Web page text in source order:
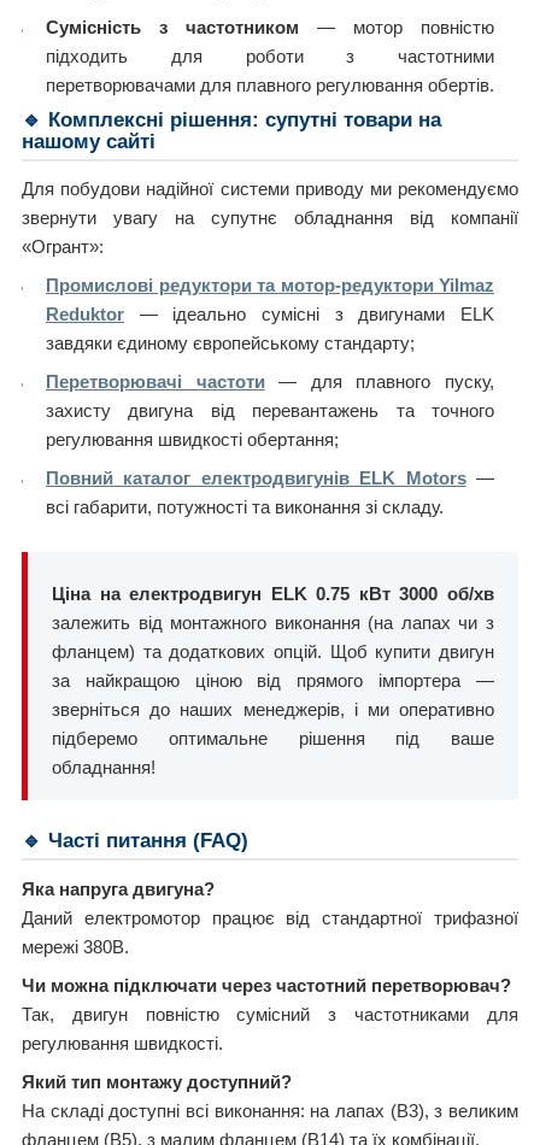
Сумісність з частотником — мотор повністю
підходить для роботи з частотними
перетворювачами для плавного регулювання обертів.
🔹 Комплексні рішення: супутні товари на
нашому сайті
Для побудови надійної системи приводу ми рекомендуємо
звернути увагу на супутнє обладнання від компанії
«Огрант»:
Промислові редуктори та мотор-редуктори Yilmaz
Reduktor — ідеально сумісні з двигунами ELK
завдяки єдиному європейському стандарту;
Перетворювачі частоти— для плавного пуску,
захисту двигуна від перевантажень та точного
регулювання швидкості обертання;
Повний каталог електродвигунів ELK Motors—
всі габарити, потужності та виконання зі складу.
Ціна на електродвигун ELK 0.75 кВт 3000 об/хв
залежить від монтажного виконання (на лапах чи з
фланцем) та додаткових опцій. Щоб купити двигун
за найкращою ціною від прямого імпортера —
зверніться до наших менеджерів, і ми оперативно
підберемо оптимальне рішення під ваше
обладнання!
🔹 Часті питання (FAQ)
Яка напруга двигуна?
Даний електромотор працює від стандартної трифазної
мережі 380В.
Чи можна підключати через частотний перетворювач?
Так, двигун повністю сумісний з частотниками для
регулювання швидкості.
Який тип монтажу доступний?
На складі доступні всі виконання: на лапах (B3), з великим
фланцем (B5), з малим фланцем (B14) та їх комбінації.